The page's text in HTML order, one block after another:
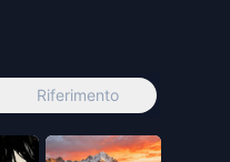
Riferimento